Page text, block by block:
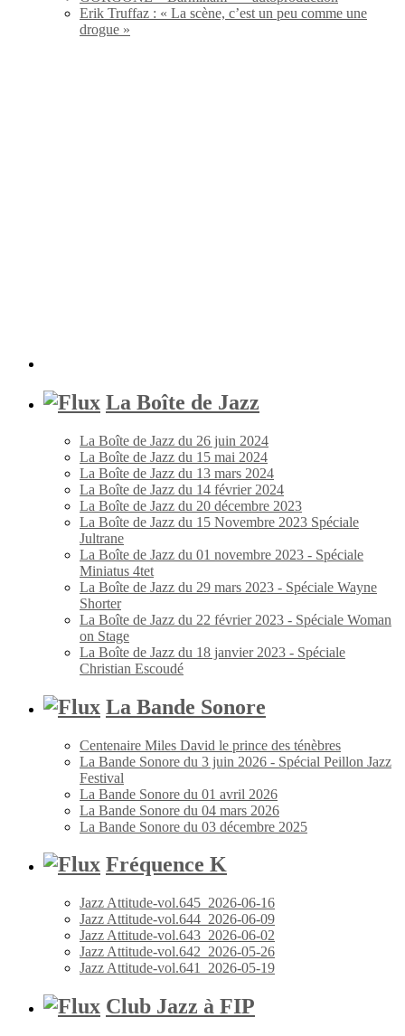
Erik Truffaz : « La scène, c’est un peu comme une
drogue »
La Boîte de Jazz
La Boîte de Jazz du 26 juin 2024
La Boîte de Jazz du 15 mai 2024
La Boîte de Jazz du 13 mars 2024
La Boîte de Jazz du 14 février 2024
La Boîte de Jazz du 20 décembre 2023
La Boîte de Jazz du 15 Novembre 2023 Spéciale
Jultrane
La Boîte de Jazz du 01 novembre 2023 - Spéciale
Miniatus 4tet
La Boîte de Jazz du 29 mars 2023 - Spéciale Wayne
Shorter
La Boîte de Jazz du 22 février 2023 - Spéciale Woman
on Stage
La Boîte de Jazz du 18 janvier 2023 - Spéciale
Christian Escoudé
La Bande Sonore
Centenaire Miles David le prince des ténèbres
La Bande Sonore du 3 juin 2026 - Spécial Peillon Jazz
Festival
La Bande Sonore du 01 avril 2026
La Bande Sonore du 04 mars 2026
La Bande Sonore du 03 décembre 2025
Fréquence K
Jazz Attitude-vol.645_2026-06-16
Jazz Attitude-vol.644_2026-06-09
Jazz Attitude-vol.643_2026-06-02
Jazz Attitude-vol.642_2026-05-26
Jazz Attitude-vol.641_2026-05-19
Club Jazz à FIP